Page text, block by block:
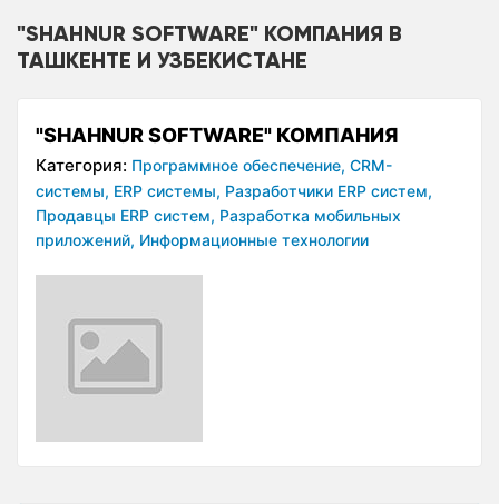
"SHAHNUR SOFTWARE" КОМПАНИЯ В
ТАШКЕНТЕ И УЗБЕКИСТАНЕ
"SHAHNUR SOFTWARE" КОМПАНИЯ
Категория: Программное обеспечение, CRM-
системы, ERP системы, Разработчики ERP систем,
Продавцы ERP систем, Разработка мобильных
приложений, Информационные технологии